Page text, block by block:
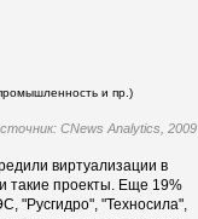
и пр.)
CNews Analytics, 2009
виртуализации в
такие проекты. Еще 19%
"Русгидро", "Техносила",